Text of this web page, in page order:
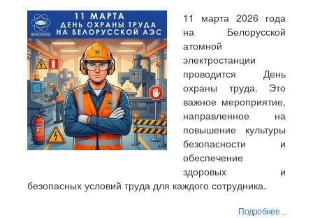
11 марта 2026 года
на Белорусской
атомной
электростанции
проводится День
охраны труда. Это
важное мероприятие,
направленное на
повышение культуры
безопасности и
обеспечение
здоровых и
безопасных условий труда для каждого сотрудника.
Подробнее ...